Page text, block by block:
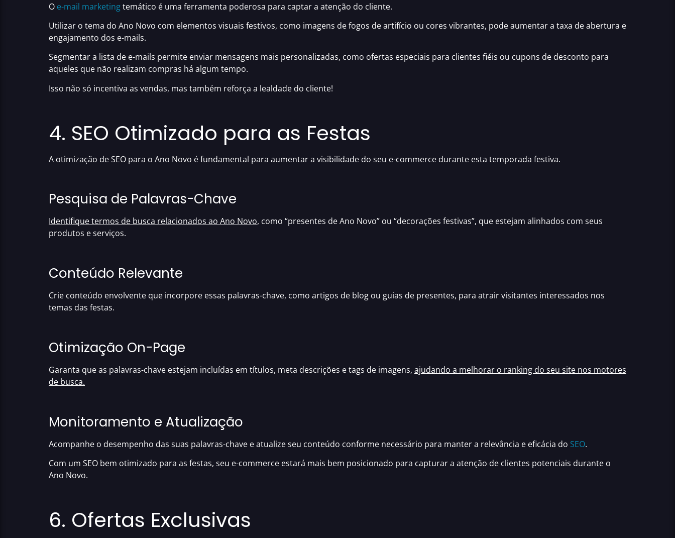
O e-mail marketingtemático é uma ferramenta poderosa para captar a atenção do cliente.
Utilizar o tema do Ano Novo com elementos visuais festivos, como imagens de fogos de artifício ou cores vibrantes, pode aumentar a taxa de abertura e
engajamento dos e-mails.
Segmentar a lista de e-mails permite enviar mensagens mais personalizadas, como ofertas especiais para clientes fiéis ou cupons de desconto para
aqueles que não realizam compras há algum tempo.
Isso não só incentiva as vendas, mas também reforça a lealdade do cliente!
4. SEO Otimizado para as Festas
A otimização de SEO para o Ano Novo é fundamental para aumentar a visibilidade do seu e-commerce durante esta temporada festiva.
Pesquisa de Palavras-Chave
Identifique termos de busca relacionados ao Ano Novo, como “presentes de Ano Novo” ou “decorações festivas”, que estejam alinhados com seus
produtos e serviços.
Conteúdo Relevante
Crie conteúdo envolvente que incorpore essas palavras-chave, como artigos de blog ou guias de presentes, para atrair visitantes interessados nos
temas das festas.
Otimização On-Page
Garanta que as palavras-chave estejam incluídas em títulos, meta descrições e tags de imagens, ajudando a melhorar o ranking do seu site nos motores
de busca.
Monitoramento e Atualização
Acompanhe o desempenho das suas palavras-chave e atualize seu conteúdo conforme necessário para manter a relevância e eficácia do SEO.
Com um SEO bem otimizado para as festas, seu e-commerce estará mais bem posicionado para capturar a atenção de clientes potenciais durante o
Ano Novo.
6. Ofertas Exclusivas